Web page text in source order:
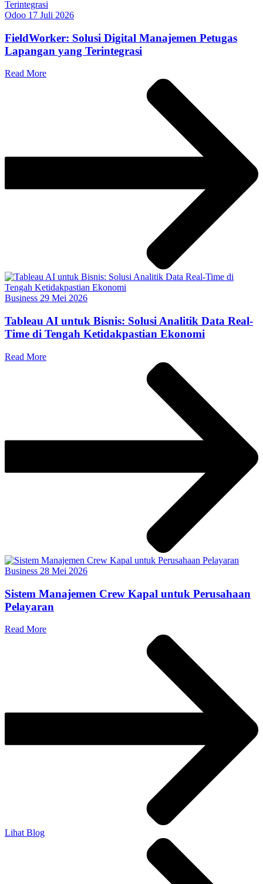
Odoo 17 Juli 2026
FieldWorker: Solusi Digital Manajemen Petugas
Lapangan yang Terintegrasi
Read More
Business 29 Mei 2026
Tableau AI untuk Bisnis: Solusi Analitik Data Real-
Time di Tengah Ketidakpastian Ekonomi
Read More
Business 28 Mei 2026
Sistem Manajemen Crew Kapal untuk Perusahaan
Pelayaran
Read More
Lihat Blog